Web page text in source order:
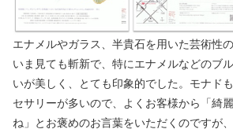
エナメルやガラス、半貴石を用いた芸術性
いま見ても斬新で、特にエナメルなどのブ
いが美しく、とても印象的でした。モナド
セサリーが多いので、よくお客様から「綺
ね」とお褒めのお言葉をいただくのですが